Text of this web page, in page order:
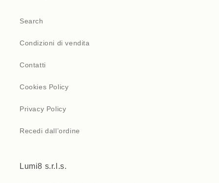
Search
Condizioni di vendita
Contatti
Cookies Policy
Privacy Policy
Recedi dall’ordine
Lumi8 s.r.l.s.